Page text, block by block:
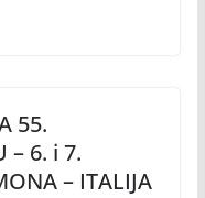
55.
– 6. i 7.
– ITALIJA